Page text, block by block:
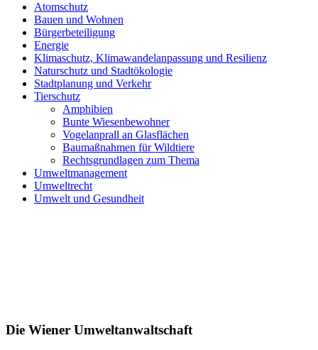
Atomschutz
Bauen und Wohnen
Bürgerbeteiligung
Energie
Klimaschutz, Klimawandelanpassung und Resilienz
Naturschutz und Stadtökologie
Stadtplanung und Verkehr
Tierschutz
Amphibien
Bunte Wiesenbewohner
Vogelanprall an Glasflächen
Baumaßnahmen für Wildtiere
Rechtsgrundlagen zum Thema
Umweltmanagement
Umweltrecht
Umwelt und Gesundheit
Die Wiener Umweltanwaltschaft